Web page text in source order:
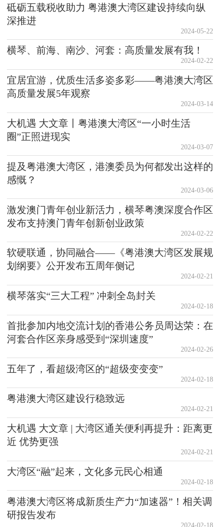
砥砺五载税收助力 粤港澳大湾区建设持续向纵
深推进
2024-05-22
横琴、前海、南沙、河套：高质量发展有我！
2024-02-22
宜居宜游，优质生活多姿多彩——粤港澳大湾区
高质量发展5年观察
2024-03-14
大机遇 大文章丨粤港澳大湾区“一小时生活
圈”正照进现实
2024-03-07
提及粤港澳大湾区，港澳委员为何都发出这样的
感慨？
2024-03-06
激发澳门青年创业新活力，横琴粤澳深度合作区
发布支持澳门青年创新创业政策
2024-02-22
软硬联通，协同融合——《粤港澳大湾区发展规
划纲要》公开发布五周年侧记
2024-02-21
横琴落实“三大工程” 冲刺全岛封关
2024-02-18
首批参加内地交流计划的香港公务员周达荣：在
河套合作区亲身感受到“深圳速度”
2024-02-26
五年了，看超级湾区的“超级变变变”
2024-02-18
粤港澳大湾区建设行稳致远
2024-02-21
大机遇 大文章 | 大湾区通关便利再提升：距离更
近 优势更强
2024-02-21
大湾区“融”起来，文化多元民心相通
2024-02-18
粤港澳大湾区将成新质生产力“加速器”！相关调
研报告发布
2024-02-18